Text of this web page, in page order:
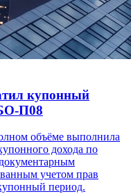
купонный
П08
объёме выполнила
дохода по
учетом прав
период.